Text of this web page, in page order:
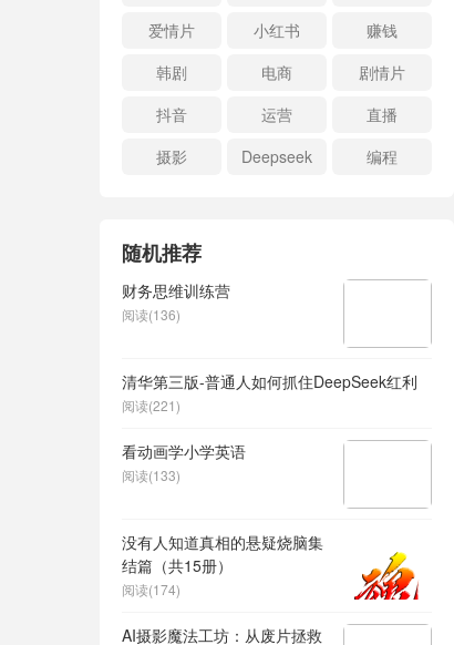
爱情片
小红书
赚钱
韩剧
电商
剧情片
抖音
运营
直播
摄影
Deepseek 编程
随机推荐
财务思维训练营
阅读(136)
清华第三版-普通人如何抓住DeepSeek红利
阅读(221)
看动画学小学英语
阅读(133)
没有人知道真相的悬疑烧脑集
结篇（共15册）
阅读(174)
AI摄影魔法工坊：从废片拯救